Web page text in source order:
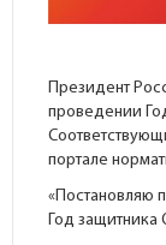
Президент
проведении
портале
«Постановляю
Год защитника